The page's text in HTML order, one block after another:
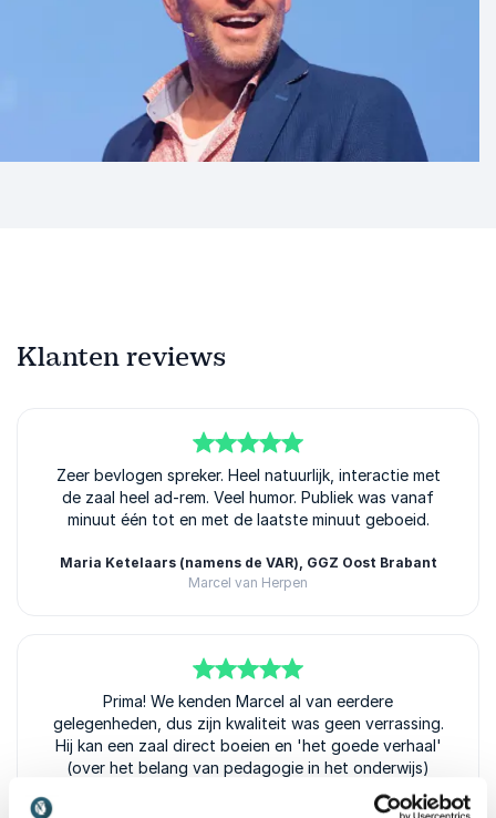
Klanten reviews
5van5
Zeer bevlogen spreker. Heel natuurlijk, interactie met
de zaal heel ad-rem. Veel humor. Publiek was vanaf
minuut één tot en met de laatste minuut geboeid.
Maria Ketelaars (namens de VAR), GGZ Oost Brabant
Marcel van Herpen
5
Prima! We kenden Marcel al van eerdere
gelegenheden, dus zijn kwaliteit was geen verrassing.
Hij kan een zaal direct boeien en 'het goede verhaal'
(over het belang van pedagogie in het onderwijs)
overbrengen. Jammer dat we hem niet elk jaar kunnen